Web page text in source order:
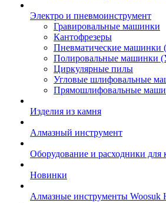
Электро и пневмоинструмент
Гравировальные машинки
Кантофрезеры
Пневматические
Полировальные
Циркулярные пилы
Угловые шлифовальные
Прямошлифовальные
Изделия из камня
Алмазный инструмент
Оборудование и расходники для
Новинки
Алмазные инструменты